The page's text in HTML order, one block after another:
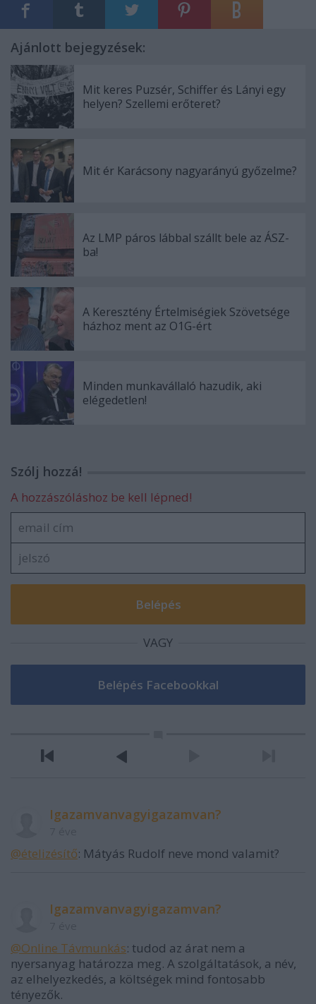
Ajánlott bejegyzések:
Mit keres Puzsér, Schiffer és Lányi egy
helyen? Szellemi erőteret?
Mit ér Karácsony nagyarányú győzelme?
Az LMP páros lábbal szállt bele az ÁSZ-
ba!
A Keresztény Értelmiségiek Szövetsége
házhoz ment az O1G-ért
Minden munkavállaló hazudik, aki
elégedetlen!
Szólj hozzá!
A hozzászóláshoz be kell lépned!
VAGY
Igazamvanvagyigazamvan?
@ételizésítő: Mátyás Rudolf neve mond valamit?
Igazamvanvagyigazamvan?
@Online Távmunkás: tudod az árat nem a
nyersanyag határozza meg. A szolgáltatások, a név,
az elhelyezkedés, a költségek mind fontosabb
tényezők.